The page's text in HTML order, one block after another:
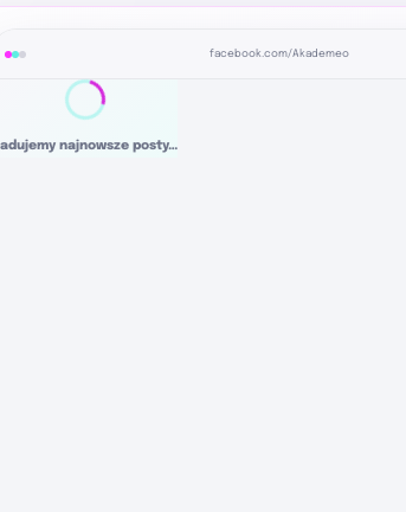
facebook.com/Akademeo
najnowsze posty…